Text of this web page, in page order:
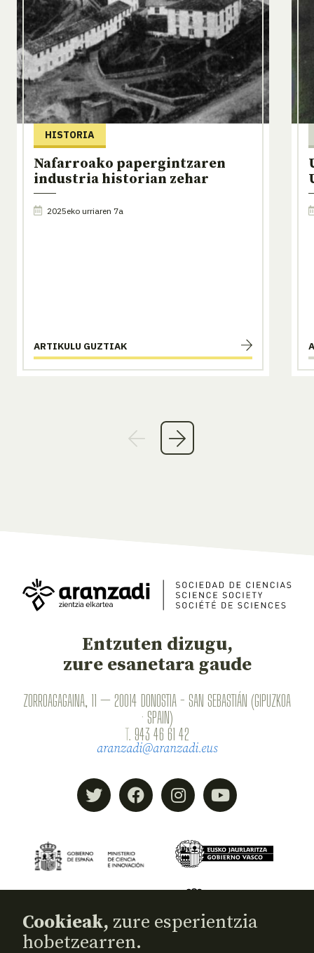
HISTORIA
Nafarroako papergintzaren
industria historian zehar
2025eko urriaren 7a
ARTIKULU GUZTIAK
Entzuten dizugu,
zure esanetara gaude
ZORROAGAGAINA, 11 — 20014 DONOSTIA - SAN SEBASTIÁN (GIPUZKOA
· SPAIN)
T. 943 46 61 42
aranzadi@aranzadi.eus
Cookieak, zure esperientzia
hobetzearren.